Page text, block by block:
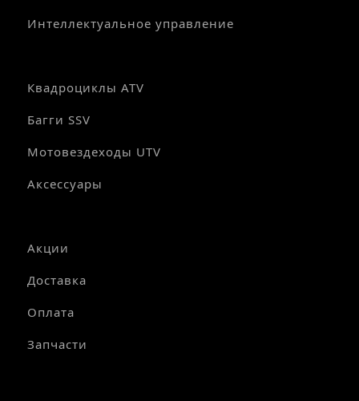
Интеллектуальное управление
Квадроциклы ATV
Багги SSV
Мотовездеходы UTV
Аксессуары
Акции
Доставка
Оплата
Запчасти